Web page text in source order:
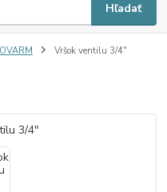
Hľadať
Vršok ventilu 3/4"